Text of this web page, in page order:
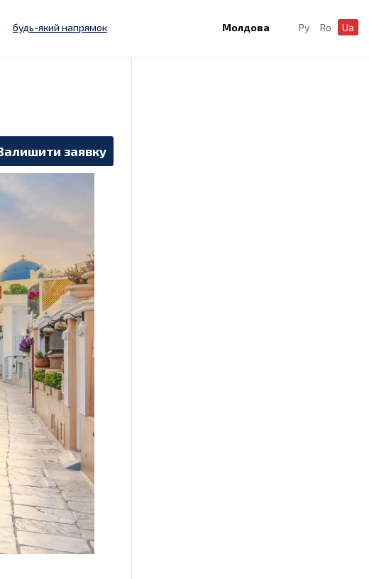
будь-який напрямок Молдова Ру Ro Ua
заявку